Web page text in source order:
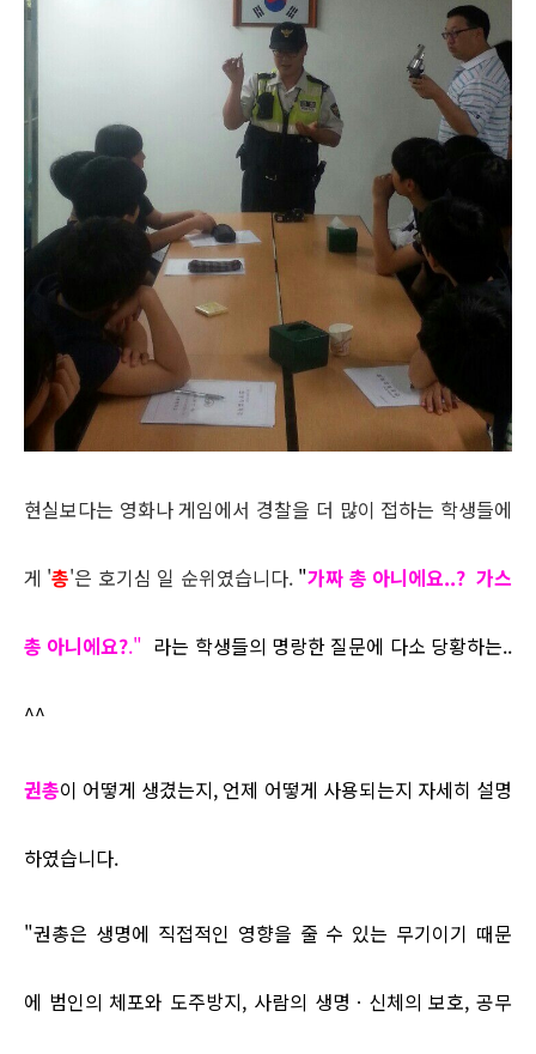
현실보다는 영화나 게임에서 경찰을 더 많이 접하는 학생들에
게 '총'은 호기심 일 순위였습니다. "가짜 총 아니에요..? 가스
총 아니에요?." 라는 학생들의 명랑한 질문에 다소 당황하는..
^^
권총이 어떻게 생겼는지, 언제 어떻게 사용되는지 자세히 설명
하였습니다.
"권총은 생명에 직접적인 영향을 줄 수 있는 무기이기 때문
에 범인의 체포와 도주방지, 사람의 생명ㆍ신체의 보호, 공무